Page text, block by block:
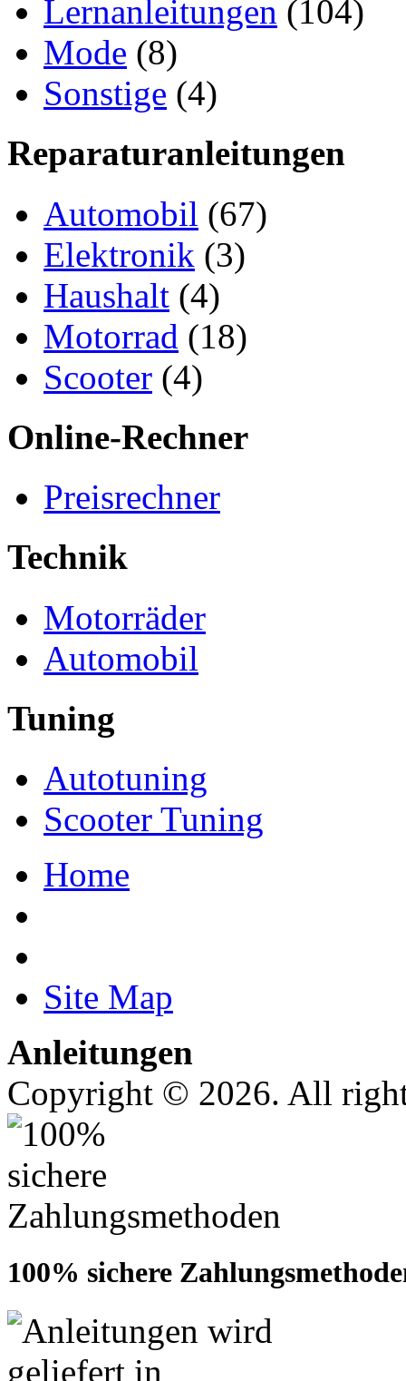
Lernanleitungen (104)
Mode (8)
Sonstige (4)
Reparaturanleitungen
Automobil (67)
Elektronik (3)
Haushalt (4)
Motorrad (18)
Scooter (4)
Online-Rechner
Preisrechner
Technik
Motorräder
Automobil
Tuning
Autotuning
Scooter Tuning
Home
Site Map
Anleitungen
Copyright © 2026. All
100% sichere